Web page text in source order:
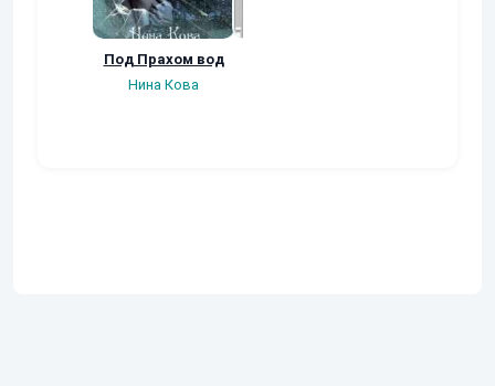
Под Прахом вод
Нина Кова